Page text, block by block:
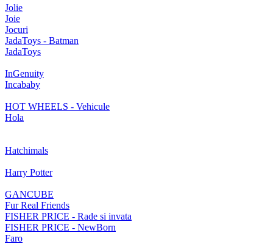
Jolie
Joie
Jocuri
JadaToys - Batman
JadaToys
InGenuity
Incababy
HOT WHEELS - Vehicule
Hola
Hatchimals
Harry Potter
GANCUBE
Fur Real Friends
FISHER PRICE - Rade si invata
FISHER PRICE - NewBorn
Faro